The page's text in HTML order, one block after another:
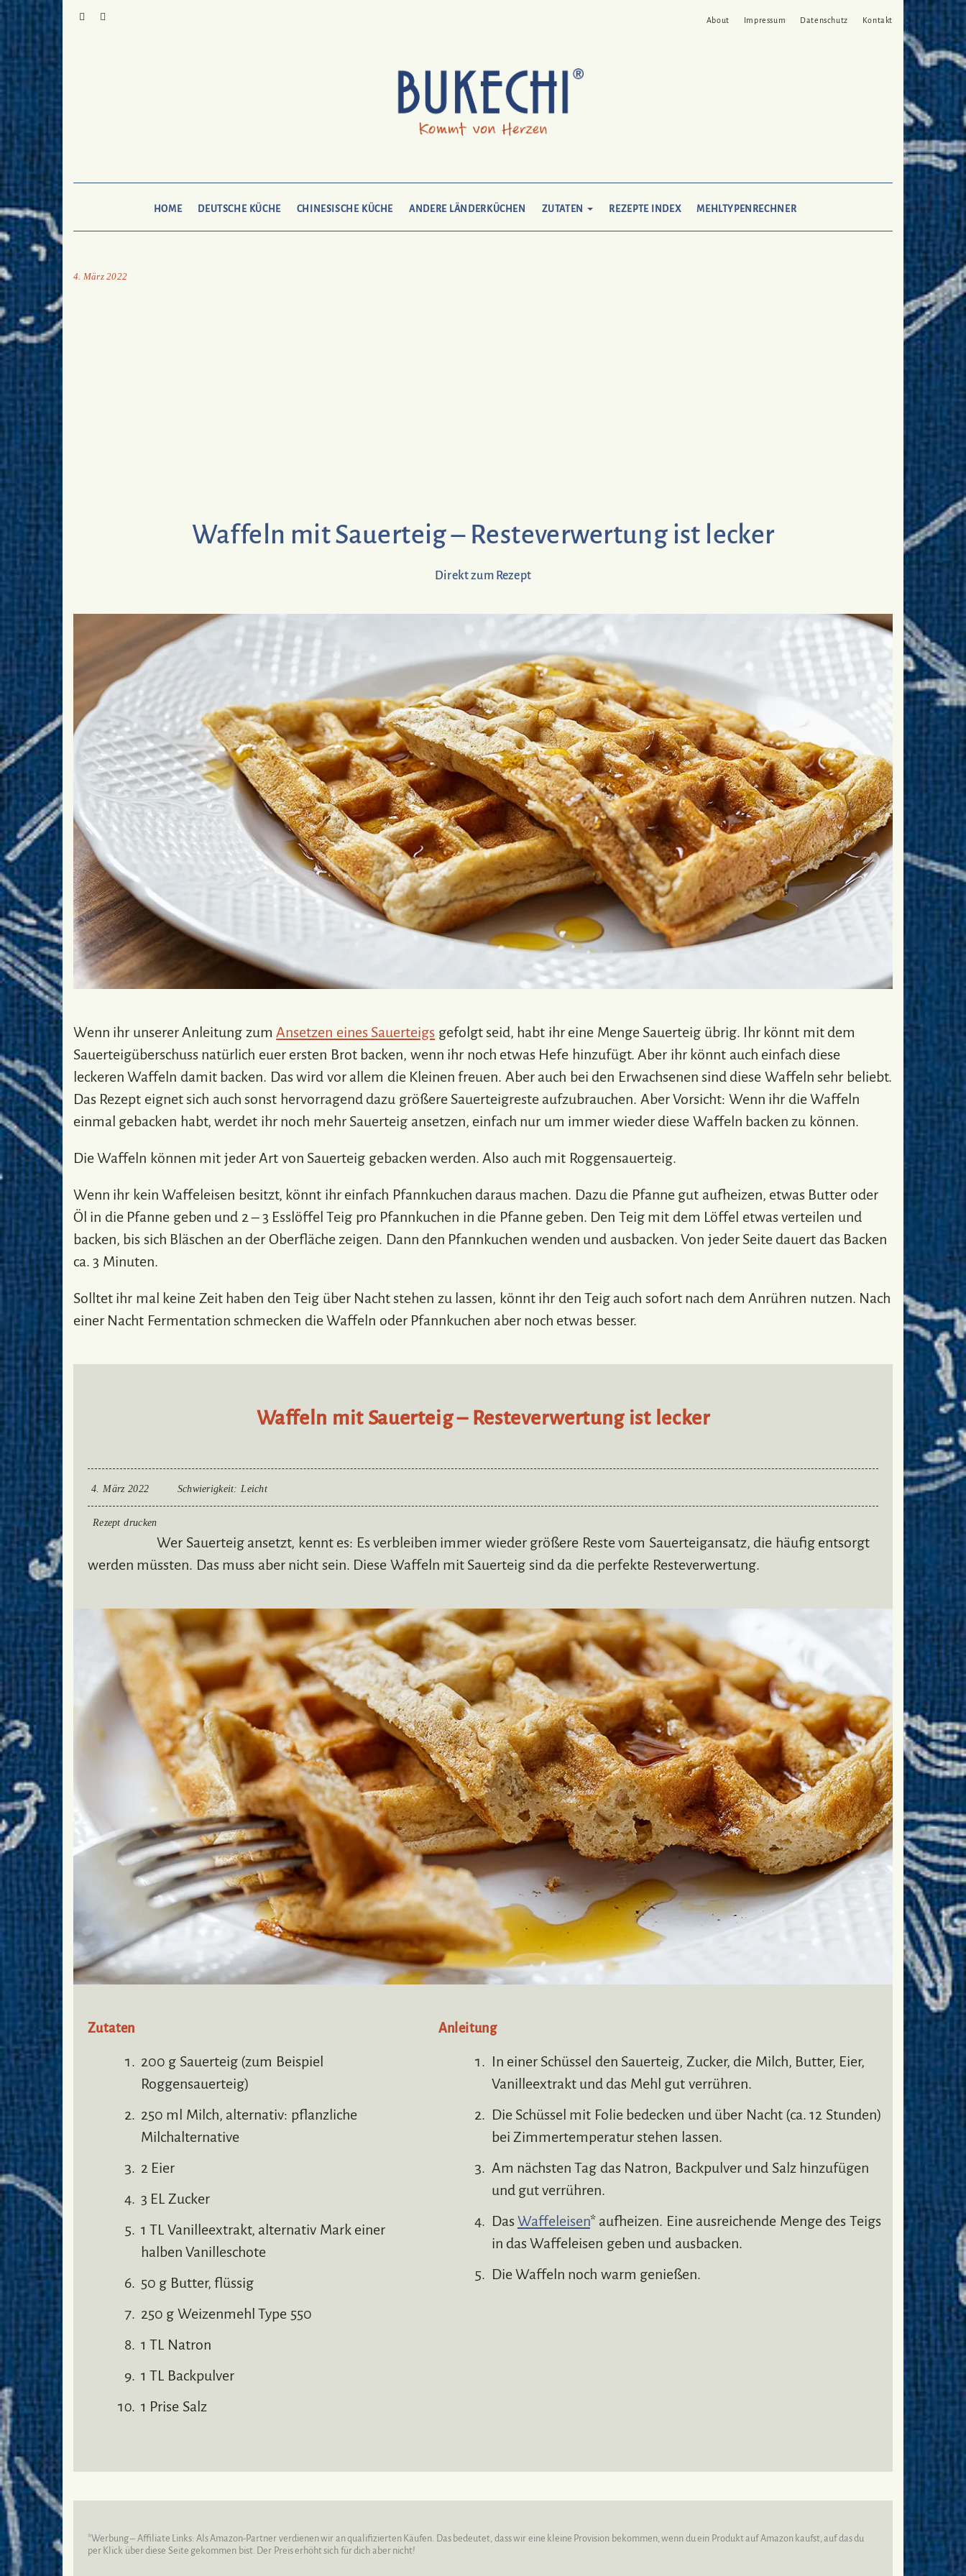
Skip
content
About Impressum Datenschutz Kontakt
HOME DEUTSCHE KÜCHE CHINESISCHE KÜCHE ANDERE LÄNDERKÜCHEN ZUTATEN REZEPTE INDEX MEHLTYPENRECHNER
4. März 2022
Waffeln mit Sauerteig – Resteverwertung ist lecker
Direkt zum Rezept
Wenn ihr unserer Anleitung zumAnsetzen eines Sauerteigs gefolgt seid, habt ihr eine Menge Sauerteig übrig. Ihr könnt mit dem
Sauerteigüberschuss natürlich euer ersten Brot backen, wenn ihr noch etwas Hefe hinzufügt. Aber ihr könnt auch einfach diese
leckeren Waffeln damit backen. Das wird vor allem die Kleinen freuen. Aber auch bei den Erwachsenen sind diese Waffeln sehr beliebt.
Das Rezept eignet sich auch sonst hervorragend dazu größere Sauerteigreste aufzubrauchen. Aber Vorsicht: Wenn ihr die Waffeln
einmal gebacken habt, werdet ihr noch mehr Sauerteig ansetzen, einfach nur um immer wieder diese Waffeln backen zu können.
Die Waffeln können mit jeder Art von Sauerteig gebacken werden. Also auch mit Roggensauerteig.
Wenn ihr kein Waffeleisen besitzt, könnt ihr einfach Pfannkuchen daraus machen. Dazu die Pfanne gut aufheizen, etwas Butter oder
Öl in die Pfanne geben und 2 – 3 Esslöffel Teig pro Pfannkuchen in die Pfanne geben. Den Teig mit dem Löffel etwas verteilen und
backen, bis sich Bläschen an der Oberfläche zeigen. Dann den Pfannkuchen wenden und ausbacken. Von jeder Seite dauert das Backen
ca. 3 Minuten.
Solltet ihr mal keine Zeit haben den Teig über Nacht stehen zu lassen, könnt ihr den Teig auch sofort nach dem Anrühren nutzen. Nach
einer Nacht Fermentation schmecken die Waffeln oder Pfannkuchen aber noch etwas besser.
Waffeln mit Sauerteig – Resteverwertung ist lecker
4. März 2022 Schwierigkeit: Leicht
Rezept drucken
Wer Sauerteig ansetzt, kennt es: Es verbleiben immer wieder größere Reste vom Sauerteigansatz, die häufig entsorgt
werden müssten. Das muss aber nicht sein. Diese Waffeln mit Sauerteig sind da die perfekte Resteverwertung.
Zutaten
200 g Sauerteig (zum Beispiel
Roggensauerteig)
250 ml Milch, alternativ: pflanzliche
Milchalternative
2 Eier
3 EL Zucker
1 TL Vanilleextrakt, alternativ Mark einer
halben Vanilleschote
50 g Butter, flüssig
250 g Weizenmehl Type 550
1 TL Natron
1 TL Backpulver
1 Prise Salz
Anleitung
In einer Schüssel den Sauerteig, Zucker, die Milch, Butter, Eier,
Vanilleextrakt und das Mehl gut verrühren.
Die Schüssel mit Folie bedecken und über Nacht (ca. 12 Stunden)
bei Zimmertemperatur stehen lassen.
Am nächsten Tag das Natron, Backpulver und Salz hinzufügen
und gut verrühren.
DasWaffeleisen* aufheizen. Eine ausreichende Menge des Teigs
in das Waffeleisen geben und ausbacken.
Die Waffeln noch warm genießen.
*Werbung – Affiliate Links: Als Amazon-Partner verdienen wir an qualifizierten Käufen. Das bedeutet, dass wir eine kleine Provision bekommen, wenn du ein Produkt auf Amazon kaufst, auf das du
per Klick über diese Seite gekommen bist. Der Preis erhöht sich für dich aber nicht!